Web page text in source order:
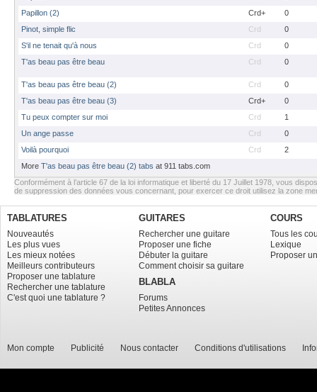
Papillon (2)
Crd+
0
Pinot, simple flic
Crd
0
S'il ne tenait qu'à nous
Crd
0
T'as beau pas être beau
Crd 0
T'as beau pas être beau (2) Crd
0
T'as beau pas être beau (3)
Crd+
0
Tu peux compter sur moi
Crd
1
Un ange passe
Crd
0
Voilà pourquoi
Crd
2
More T'as beau pas être beau (2) tabs at 911 tabs.com
Conformément à l’article 67 de la loi informatique et liberté du 17 Juillet 1978, vous
de suppression des données vous concernant, pour exercer ce droit utilisez la zone
TABLATURES
Nouveautés
Les plus vues
Les mieux notées
Meilleurs contributeurs
Proposer une tablature
Rechercher une tablature
C'est quoi une tablature ?
GUITARES
Rechercher une guitare
Proposer une fiche
Débuter la guitare
Comment choisir sa guitare
BLABLA
Forums
Petites Annonces
COURS
Tous les
Lexique
Proposer
Mon compte Publicité Nous contacter Conditions d'utilisations